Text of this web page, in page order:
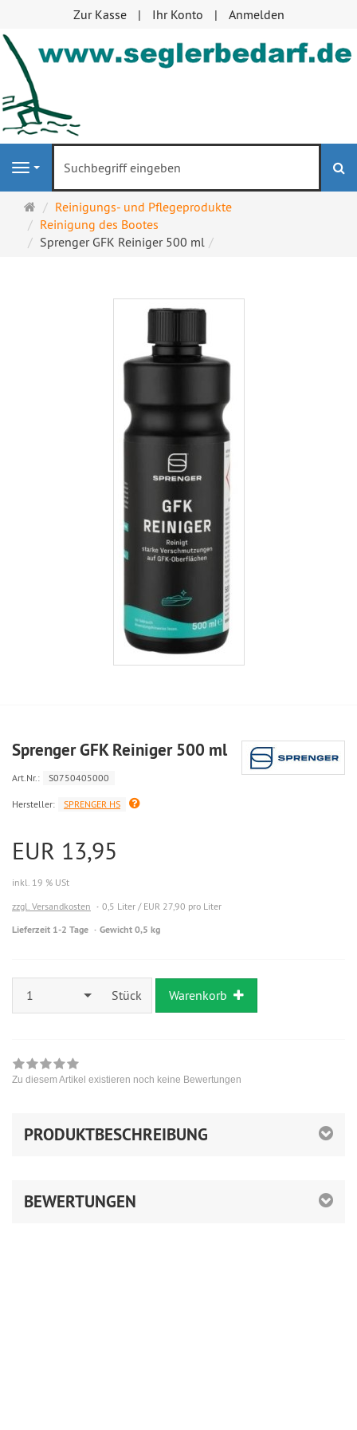
Zur Kasse Ihr Konto Anmelden
Navigation
Startseite
Reinigungs- und Pflegeprodukte
Reinigung des Bootes
Sprenger GFK Reiniger 500 ml
Sprenger GFK Reiniger 500 ml
Art.Nr.: S0750405000
Hersteller: SPRENGER HS
EUR 13,95
inkl. 19 % USt
zzgl. Versandkosten
0,5 Liter / EUR 27,90 pro Liter
Lieferzeit 1-2 Tage Gewicht 0,5 kg
1 Stück Warenkorb
Zu diesem Artikel existieren noch keine Bewertungen
PRODUKTBESCHREIBUNG
BEWERTUNGEN